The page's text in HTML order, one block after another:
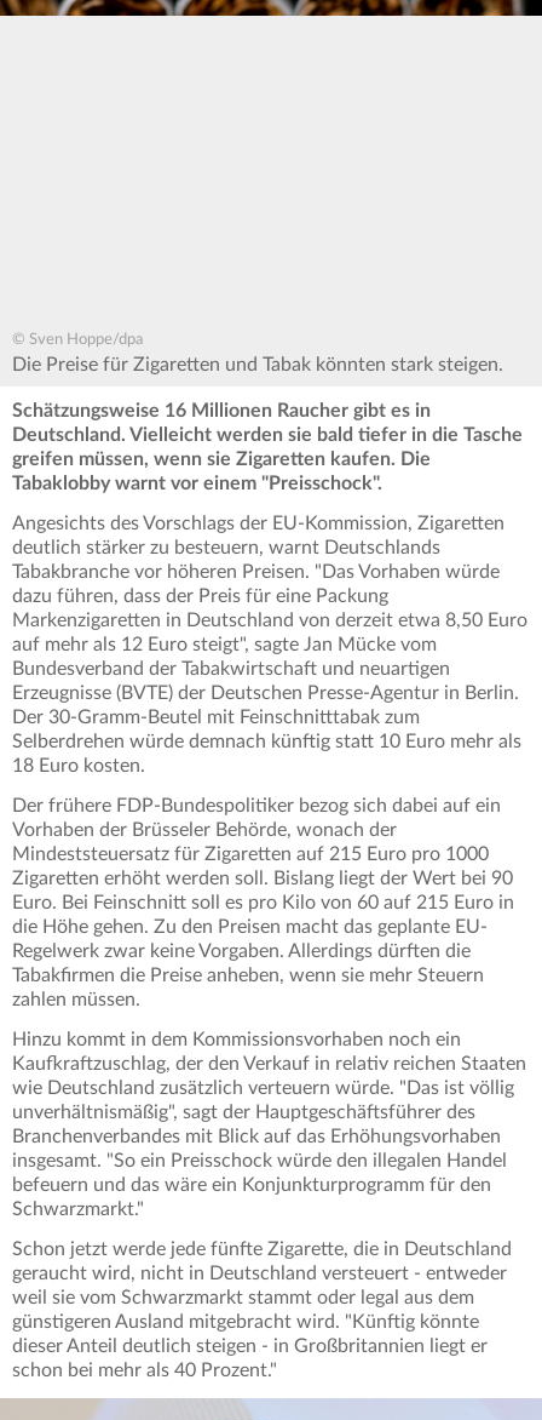
© Sven Hoppe/dpa
Die Preise für Zigaretten und Tabak könnten stark steigen.
Schätzungsweise 16 Millionen Raucher gibt es in
Deutschland. Vielleicht werden sie bald tiefer in die Tasche
greifen müssen, wenn sie Zigaretten kaufen. Die
Tabaklobby warnt vor einem "Preisschock".
Angesichts des Vorschlags der EU-Kommission, Zigaretten
deutlich stärker zu besteuern, warnt Deutschlands
Tabakbranche vor höheren Preisen. "Das Vorhaben würde
dazu führen, dass der Preis für eine Packung
Markenzigaretten in Deutschland von derzeit etwa 8,50 Euro
auf mehr als 12 Euro steigt", sagte Jan Mücke vom
Bundesverband der Tabakwirtschaft und neuartigen
Erzeugnisse (BVTE) der Deutschen Presse-Agentur in Berlin.
Der 30-Gramm-Beutel mit Feinschnitttabak zum
Selberdrehen würde demnach künftig statt 10 Euro mehr als
18 Euro kosten.
Der frühere FDP-Bundespolitiker bezog sich dabei auf ein
Vorhaben der Brüsseler Behörde, wonach der
Mindeststeuersatz für Zigaretten auf 215 Euro pro 1000
Zigaretten erhöht werden soll. Bislang liegt der Wert bei 90
Euro. Bei Feinschnitt soll es pro Kilo von 60 auf 215 Euro in
die Höhe gehen. Zu den Preisen macht das geplante EU-
Regelwerk zwar keine Vorgaben. Allerdings dürften die
Tabakfirmen die Preise anheben, wenn sie mehr Steuern
zahlen müssen.
Hinzu kommt in dem Kommissionsvorhaben noch ein
Kaufkraftzuschlag, der den Verkauf in relativ reichen Staaten
wie Deutschland zusätzlich verteuern würde. "Das ist völlig
unverhältnismäßig", sagt der Hauptgeschäftsführer des
Branchenverbandes mit Blick auf das Erhöhungsvorhaben
insgesamt. "So ein Preisschock würde den illegalen Handel
befeuern und das wäre ein Konjunkturprogramm für den
Schwarzmarkt."
Schon jetzt werde jede fünfte Zigarette, die in Deutschland
geraucht wird, nicht in Deutschland versteuert - entweder
weil sie vom Schwarzmarkt stammt oder legal aus dem
günstigeren Ausland mitgebracht wird. "Künftig könnte
dieser Anteil deutlich steigen - in Großbritannien liegt er
schon bei mehr als 40 Prozent."